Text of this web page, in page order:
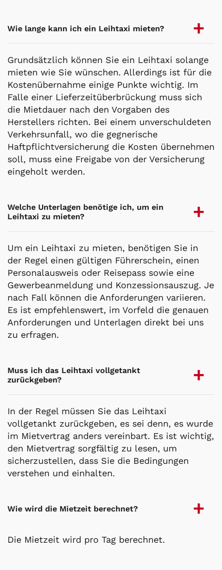
Wie lange kann ich ein Leihtaxi mieten?
Grundsätzlich können Sie ein Leihtaxi solange
mieten wie Sie wünschen. Allerdings ist für die
Kostenübernahme einige Punkte wichtig. Im
Falle einer Lieferzeitüberbrückung muss sich
die Mietdauer nach den Vorgaben des
Herstellers richten. Bei einem unverschuldeten
Verkehrsunfall, wo die gegnerische
Haftpflichtversicherung die Kosten übernehmen
soll, muss eine Freigabe von der Versicherung
eingeholt werden.
Welche Unterlagen benötige ich, um ein
Leihtaxi zu mieten?
Um ein Leihtaxi zu mieten, benötigen Sie in
der Regel einen gültigen Führerschein, einen
Personalausweis oder Reisepass sowie eine
Gewerbeanmeldung und Konzessionsauszug. Je
nach Fall können die Anforderungen variieren.
Es ist empfehlenswert, im Vorfeld die genauen
Anforderungen und Unterlagen direkt bei uns
zu erfragen.
Muss ich das Leihtaxi vollgetankt
zurückgeben?
In der Regel müssen Sie das Leihtaxi
vollgetankt zurückgeben, es sei denn, es wurde
im Mietvertrag anders vereinbart. Es ist wichtig,
den Mietvertrag sorgfältig zu lesen, um
sicherzustellen, dass Sie die Bedingungen
verstehen und einhalten.
Wie wird die Mietzeit berechnet?
Die Mietzeit wird pro Tag berechnet.